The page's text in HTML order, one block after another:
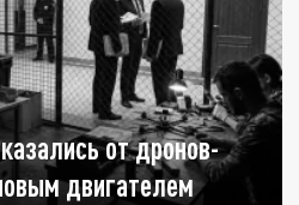
от дронов-
двигателем